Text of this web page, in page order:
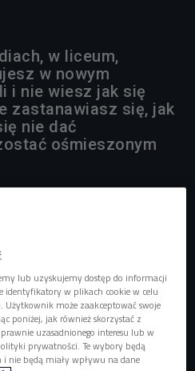
w liceum,
w nowym
i nie wiesz jak się
zastanawiasz się, jak
nie dać
ośmieszonym
jakiejś sytuacji bądź miejscu
którzy już się tam zadomowili.
stresem. Jak sobie
lub uzyskujemy dostęp do informacji
w plikach cookie w celu
może zaakceptować swoje
poniżej, jak również skorzystać z
uzasadnionego interesu lub w
prywatności. Te wybory będą
nie będą miały wpływu na dane